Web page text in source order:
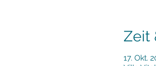
Zeit
17. Okt.